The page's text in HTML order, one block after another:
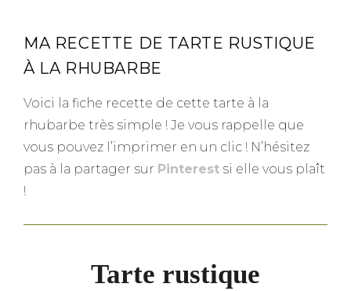
MA RECETTE DE TARTE RUSTIQUE
À LA RHUBARBE
Voici la fiche recette de cette tarte à la
rhubarbe très simple ! Je vous rappelle que
vous pouvez l’imprimer en un clic ! N’hésitez
pas à la partager sur Pinterest si elle vous plaît
!
Tarte rustique